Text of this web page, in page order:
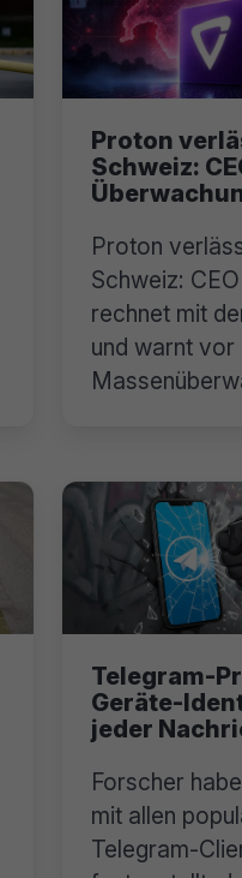
Proton
Schweiz:
Proton
Schweiz:
rechnet mit
und warnt vor
Telegram-
Geräte-
jeder
Forscher
mit allen
Telegram-